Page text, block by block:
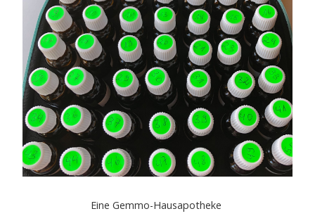
Eine Gemmo-Hausapotheke